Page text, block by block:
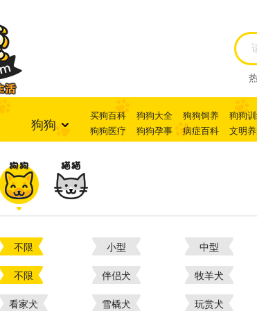
狗狗 买狗百科 狗狗大全 狗狗饲养
狗狗
狗狗医疗
狗狗孕事 病症百科 文明
不限 小型 中型
不限 伴侣犬 牧羊犬
看家犬 雪橇犬 玩赏犬